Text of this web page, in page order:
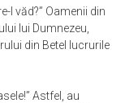
l văd?” Oamenii din
lui Dumnezeu,
din Betel lucrurile
Astfel, au